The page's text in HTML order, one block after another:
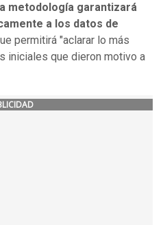
metodología garantizará
a los datos de
permitirá "aclarar lo más
iniciales que dieron motivo a